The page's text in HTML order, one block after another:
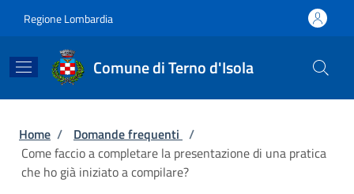
Regione Lombardia
Comune di Terno d'Isola
Briciole di pane
Home / Domande frequenti /
Come faccio a completare la presentazione di una pratica
che ho già iniziato a compilare?